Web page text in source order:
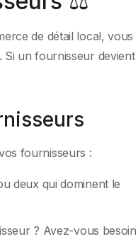
de détail local, vous
Si un fournisseur devient
fournisseurs :
deux qui dominent le
? Avez-vous